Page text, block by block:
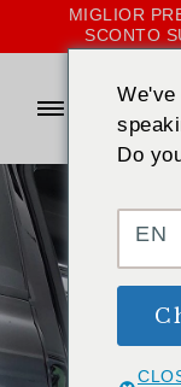
MIGLIOR
SCONTO
We've
Do
EN